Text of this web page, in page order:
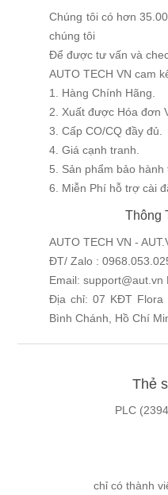
Chúng tôi có hơn
chúng tôi
Để được tư vấn và
AUTO TECH VN cam
1. Hàng Chính Hãng.
2. Xuất được Hóa đơn
3. Cấp CO/CQ đầy đủ.
4. Giá cạnh tranh.
5. Sản phẩm bảo
6. Miễn Phí hỗ trợ cài
Thông
AUTO TECH VN -
ĐT/ Zalo :
Email: support@aut.vn
Địa chỉ: 07 KĐT Flora
Bình Chánh, Hồ Chí
Thẻ
PLC
chỉ có thành